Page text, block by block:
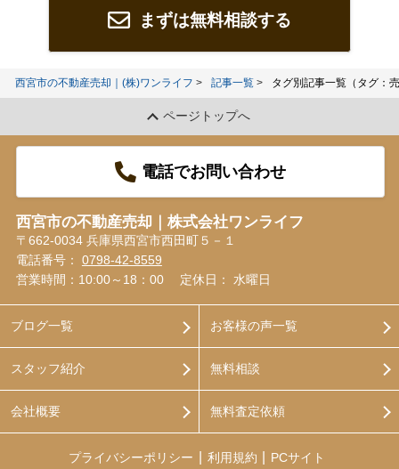
まずは無料相談する
西宮市の不動産売却｜(株)ワンライフ 記事一覧 タグ別記事一覧（タグ：
ページトップへ
電話でお問い合わせ
西宮市の不動産売却｜株式会社ワンライフ
〒662-0034 兵庫県西宮市西田町５－１
電話番号： 0798-42-8559
営業時間：10:00～18：00
定休日： 水曜日
ブログ一覧
スタッフ紹介
会社概要
お客様の声一覧
無料相談
無料査定依頼
プライバシーポリシー 利用規約 PCサイト